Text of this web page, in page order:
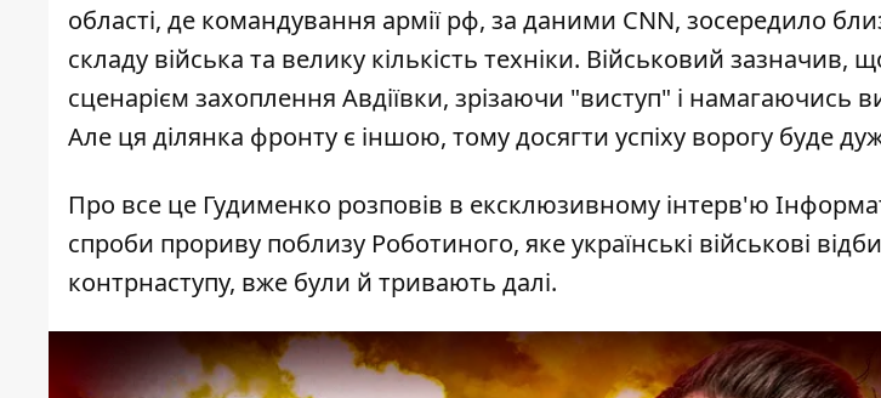
області, де командування армії рф, за даними CNN, зосередило
складу війська та велику кількість техніки. Військовий зазначив,
сценарієм захоплення Авдіївки, зрізаючи "виступ" і намагаючись
Але ця ділянка фронту є іншою, тому досягти успіху ворогу буде
Про все це Гудименко розповів в ексклюзивному інтерв'ю
спроби прориву поблизу Роботиного, яке українські військові
контрнаступу, вже були й тривають далі.